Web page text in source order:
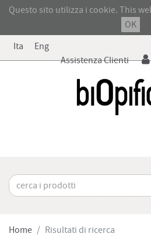
Questo sito utilizza i cookie. This
OK
Ita
Eng
Assistenza Clienti
Home Risultati di ricerca